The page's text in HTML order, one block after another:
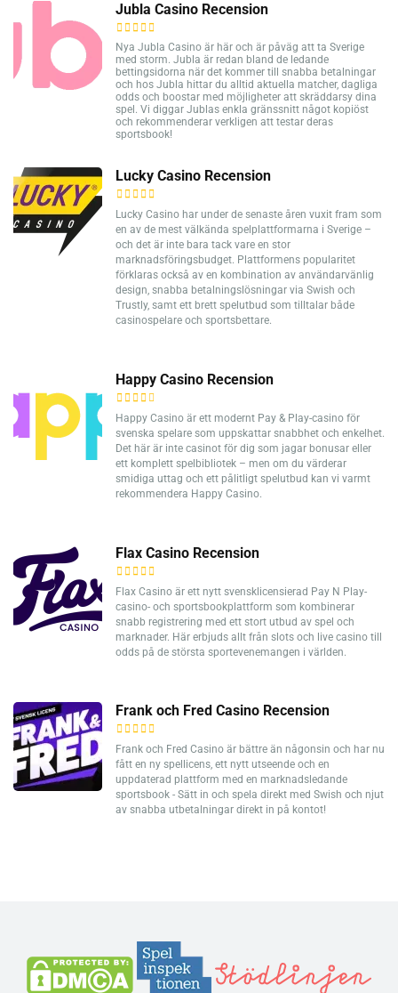
Jubla Casino Recension
Nya Jubla Casino är här och är påväg att ta Sverige
med storm. Jubla är redan bland de ledande
bettingsidorna när det kommer till snabba betalningar
och hos Jubla hittar du alltid aktuella matcher, dagliga
odds och boostar med möjligheter att skräddarsy dina
spel. Vi diggar Jublas enkla gränssnitt något kopiöst
och rekommenderar verkligen att testar deras
sportsbook!
Lucky Casino Recension
Lucky Casino har under de senaste åren vuxit fram som
en av de mest välkända spelplattformarna i Sverige –
och det är inte bara tack vare en stor
marknadsföringsbudget. Plattformens popularitet
förklaras också av en kombination av användarvänlig
design, snabba betalningslösningar via Swish och
Trustly, samt ett brett spelutbud som tilltalar både
casinospelare och sportsbettare.
Happy Casino Recension
Happy Casino är ett modernt Pay & Play-casino för
svenska spelare som uppskattar snabbhet och enkelhet.
Det här är inte casinot för dig som jagar bonusar eller
ett komplett spelbibliotek – men om du värderar
smidiga uttag och ett pålitligt spelutbud kan vi varmt
rekommendera Happy Casino.
Flax Casino Recension
Flax Casino är ett nytt svensklicensierad Pay N Play-
casino- och sportsbookplattform som kombinerar
snabb registrering med ett stort utbud av spel och
marknader. Här erbjuds allt från slots och live casino till
odds på de största sportevenemangen i världen.
Frank och Fred Casino Recension
Frank och Fred Casino är bättre än någonsin och har nu
fått en ny spellicens, ett nytt utseende och en
uppdaterad plattform med en marknadsledande
sportsbook - Sätt in och spela direkt med Swish och njut
av snabba utbetalningar direkt in på kontot!